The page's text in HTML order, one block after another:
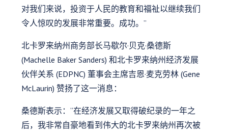
对我们来说，投资于人民的教育和福祉以继续我们
令人惊叹的发展非常重要。成功。”
北卡罗来纳州商务部长马歇尔·贝克·桑德斯
(Machelle Baker Sanders) 和北卡罗来纳州经济发展
伙伴关系 (EDPNC) 董事会主席吉恩·麦克劳林 (Gene
McLaurin) 赞扬了这一消息：
桑德斯表示：“在经济发展又取得破纪录的一年之
后，我非常自豪地看到伟大的北卡罗来纳州再次被